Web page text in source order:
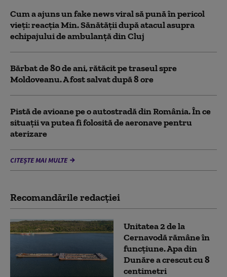
Cum a ajuns un fake news viral să pună în pericol
vieți: reacția Min. Sănătății după atacul asupra
echipajului de ambulanță din Cluj
Bărbat de 80 de ani, rătăcit pe traseul spre
Moldoveanu. A fost salvat după 8 ore
Pistă de avioane pe o autostradă din România. În ce
situații va putea fi folosită de aeronave pentru
aterizare
CITEȘTE MAI MULTE
Recomandările redacţiei
Unitatea 2 de la
Cernavodă rămâne în
funcțiune. Apa din
Dunăre a crescut cu 8
centimetri